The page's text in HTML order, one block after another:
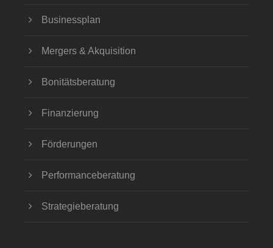
Businessplan
Mergers & Akquisition
Bonitätsberatung
Finanzierung
Förderungen
Performanceberatung
Strategieberatung